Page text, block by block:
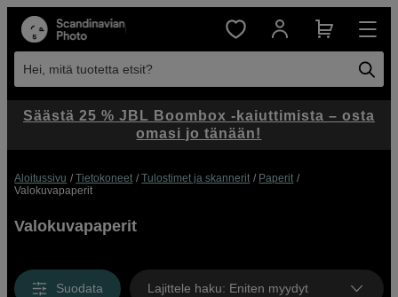
Hei, mitä tuotetta etsit?
Aloitussivu Tietokoneet Tulostimet ja skannerit
Paperit
Valokuvapaperit
Valokuvapaperit
Suodata Lajittele haku: Eniten myydyt
Säästä 25 % JBL Boombox -kaiuttimista – osta
omasi jo tänään!